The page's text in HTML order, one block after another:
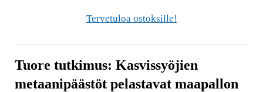
Tervetuloa ostoksille!
Tuore tutkimus: Kasvissyöjien
metaanipäästöt pelastavat maapallon